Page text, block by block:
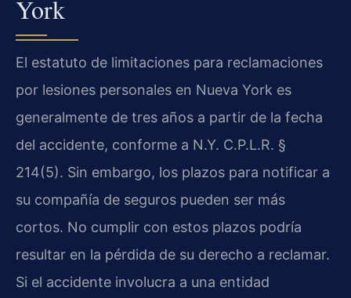
York
El estatuto de limitaciones para reclamaciones
por lesiones personales en Nueva York es
generalmente de tres años a partir de la fecha
del accidente, conforme a N.Y. C.P.L.R. §
214(5). Sin embargo, los plazos para notificar a
su compañía de seguros pueden ser más
cortos. No cumplir con estos plazos podría
resultar en la pérdida de su derecho a reclamar.
Si el accidente involucra a una entidad